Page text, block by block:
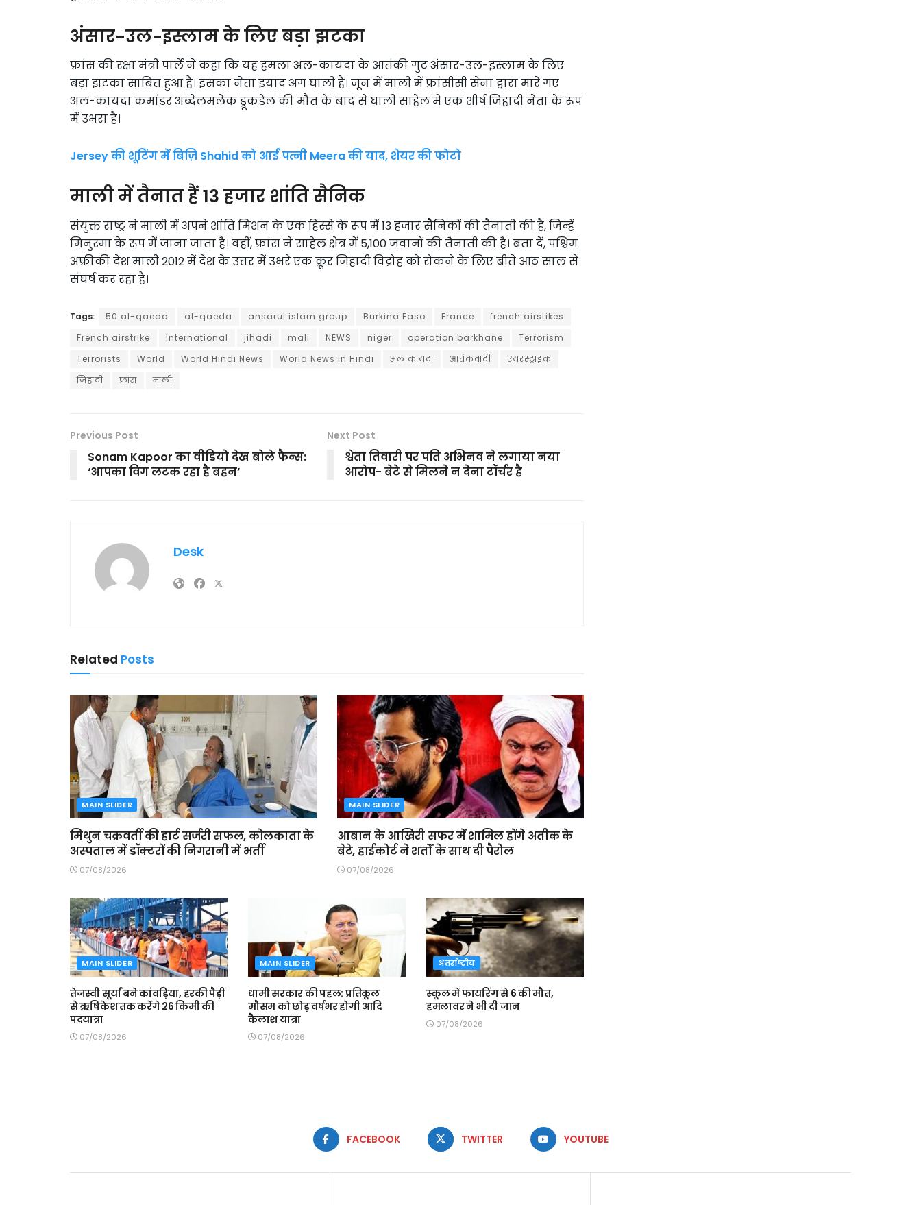
अंसार-उल-इस्लाम के लिए बड़ा झटका
फ्रांस की रक्षा मंत्री पार्ले ने कहा कि यह हमला अल-कायदा के आतंकी गुट अंसार-उल-इस्लाम के लिए
बड़ा झटका साबित हुआ है। इसका नेता इयाद अग घाली है। जून में माली में फ्रांसीसी सेना द्वारा मारे गए
अल-कायदा कमांडर अब्देलमलेक ड्रूकडेल की मौत के बाद से घाली साहेल में एक शीर्ष जिहादी नेता के रूप
में उभरा है।
Jersey की शूटिंग में बिज़ि Shahid को आई पत्नी Meera की याद, शेयर की फोटो
माली में तैनात हैं 13 हजार शांति सैनिक
संयुक्त राष्ट्र ने माली में अपने शांति मिशन के एक हिस्से के रूप में 13 हजार सैनिकों की तैनाती की है, जिन्हें
मिनुस्मा के रूप में जाना जाता है। वहीं, फ्रांस ने साहेल क्षेत्र में 5,100 जवानों की तैनाती की है। बता दें, पश्चिम
अफ्रीकी देश माली 2012 में देश के उत्तर में उभरे एक क्रूर जिहादी विद्रोह को रोकने के लिए बीते आठ साल से
संघर्ष कर रहा है।
Tags: 50 al-qaeda al-qaeda ansarul islam group Burkina Faso France
french airstikes
French airstrike
International jihadi mali NEWS niger operation barkhane
Terrorism
Terrorists
World World Hindi News World News in Hindi अल कायदा आतंकवादी
एयरस्ट्राइक
जिहादी
फ्रांस माली
Previous Post
Sonam Kapoor का वीडियो देख बोले फैन्स:
‘आपका विग लटक रहा है बहन’
Next Post
श्वेता तिवारी पर पति अभिनव ने लगाया नया
आरोप- बेटे से मिलने न देना टॉर्चर है
Desk
Related Posts
MAIN SLIDER
मिथुन चक्रवर्ती की हार्ट सर्जरी सफल, कोलकाता के
अस्पताल में डॉक्टरों की निगरानी में भर्ती
07/08/2026
MAIN SLIDER
आबान के आखिरी सफर में शामिल होंगे अतीक के
बेटे, हाईकोर्ट ने शर्तों के साथ दी पैरोल
07/08/2026
MAIN SLIDER
तेजस्वी सूर्या बने कांवड़िया, हरकी पैड़ी
से ऋषिकेश तक करेंगे 26 किमी की
पदयात्रा
07/08/2026
MAIN SLIDER
धामी सरकार की पहल: प्रतिकूल
मौसम को छोड़ वर्षभर होगी आदि
कैलाश यात्रा
07/08/2026
अंतर्राष्ट्रीय
स्कूल में फायरिंग से 6 की मौत,
हमलावर ने भी दी जान
07/08/2026
FACEBOOK TWITTER YOUTUBE